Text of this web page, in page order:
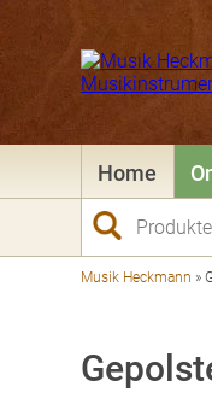
Home
Suchen
nach:
Musik Heckmann »